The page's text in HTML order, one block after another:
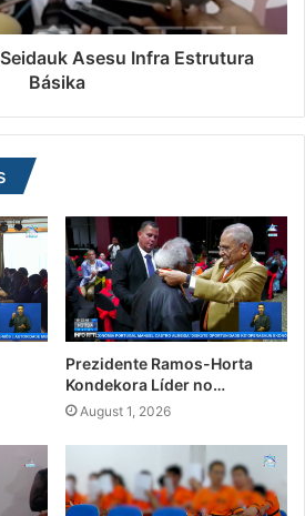
Asesu Infra Estrutura
Básika
Prezidente Ramos-Horta
Kondekora Líder no…
August 1, 2026